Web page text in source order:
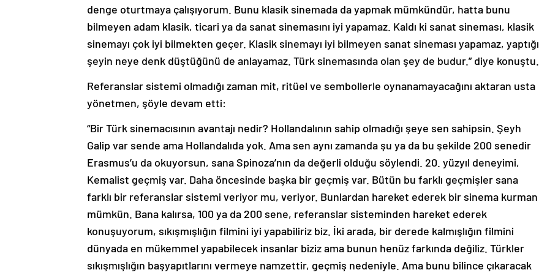
denge oturtmaya çalışıyorum. Bunu klasik sinemada da yapmak mümkündür, hatta bunu
bilmeyen adam klasik, ticari ya da sanat sinemasını iyi yapamaz. Kaldı ki sanat sineması, klasik
sinemayı çok iyi bilmekten geçer. Klasik sinemayı iyi bilmeyen sanat sineması yapamaz, yaptığı
şeyin neye denk düştüğünü de anlayamaz. Türk sinemasında olan şey de budur.” diye konuştu.
Referanslar sistemi olmadığı zaman mit, ritüel ve sembollerle oynanamayacağını aktaran usta
yönetmen, şöyle devam etti:
“Bir Türk sinemacısının avantajı nedir? Hollandalının sahip olmadığı şeye sen sahipsin. Şeyh
Galip var sende ama Hollandalıda yok. Ama sen aynı zamanda şu ya da bu şekilde 200 senedir
Erasmus’u da okuyorsun, sana Spinoza’nın da değerli olduğu söylendi. 20. yüzyıl deneyimi,
Kemalist geçmiş var. Daha öncesinde başka bir geçmiş var. Bütün bu farklı geçmişler sana
farklı bir referanslar sistemi veriyor mu, veriyor. Bunlardan hareket ederek bir sinema kurman
mümkün. Bana kalırsa, 100 ya da 200 sene, referanslar sisteminden hareket ederek
konuşuyorum, sıkışmışlığın filmini iyi yapabiliriz biz. İki arada, bir derede kalmışlığın filmini
dünyada en mükemmel yapabilecek insanlar biziz ama bunun henüz farkında değiliz. Türkler
sıkışmışlığın başyapıtlarını vermeye namzettir, geçmiş nedeniyle. Ama bunu bilince çıkaracak